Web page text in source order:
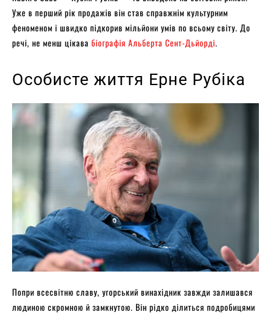
Уже в перший рік продажів він став справжнім культурним
феноменом і швидко підкорив мільйони умів по всьому світу. До
речі, не менш цікава біографія Альберта Сент-Дьйорді.
Особисте життя Ерне Рубіка
Попри всесвітню славу, угорський винахідник завжди залишався
людиною скромною й замкнутою. Він рідко ділиться подробицями